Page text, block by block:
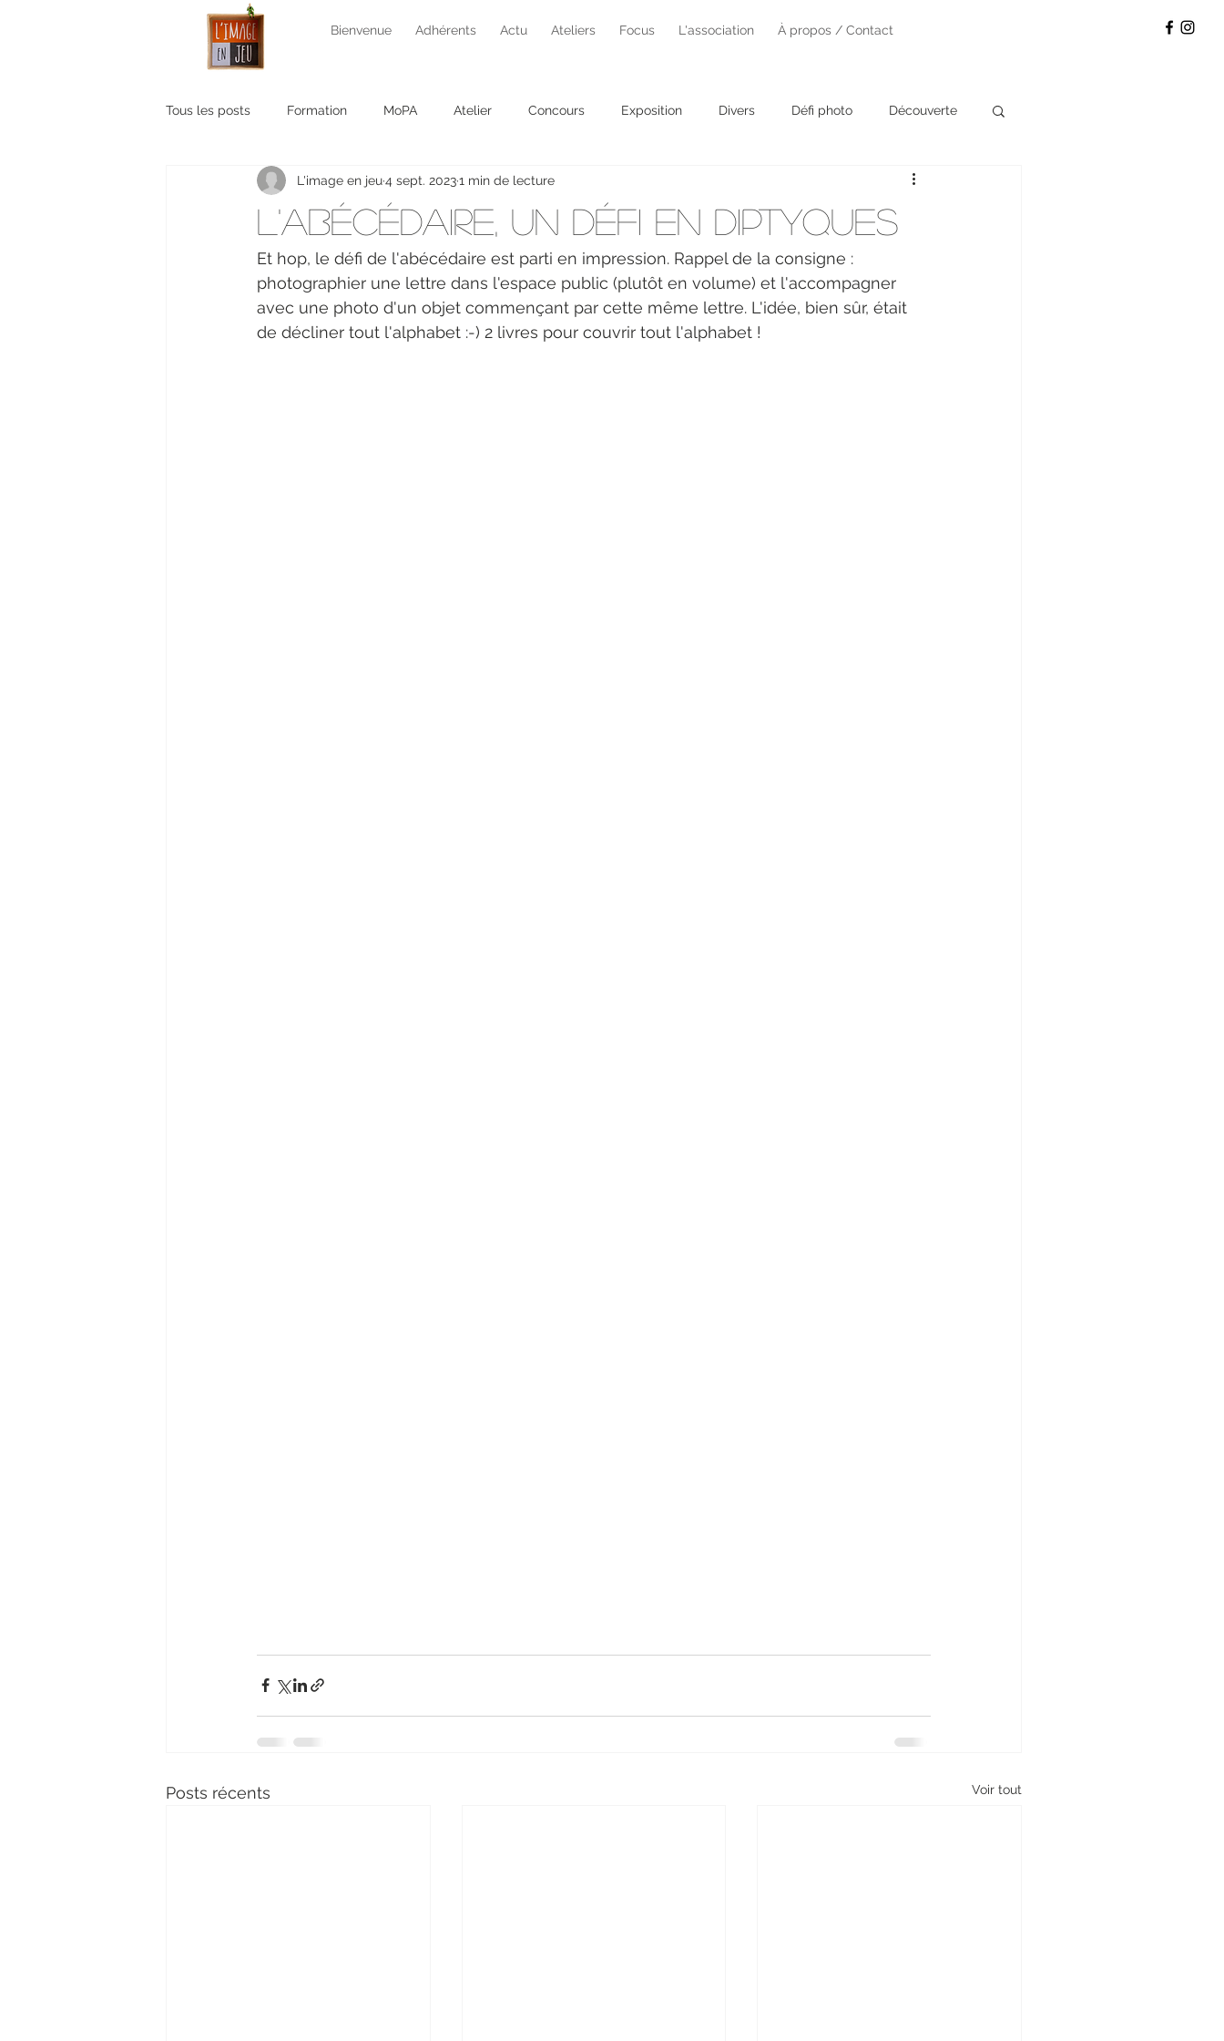
Bienvenue Adhérents Actu Ateliers Focus L'association À propos / Contact
Tous les posts Formation MoPA Atelier Concours Exposition Divers Défi photo Découverte
Sortie photo apéro photo Projet photo
L'abécédaire, un défi en diptyques
L'image en jeu4 sept. 20231 min de lecture
Et hop, le défi de l'abécédaire est parti en impression. Rappel de la consigne :
photographier une lettre dans l'espace public (plutôt en volume) et l'accompagner
avec une photo d'un objet commençant par cette même lettre. L'idée, bien sûr, était
de décliner tout l'alphabet :-) 2 livres pour couvrir tout l'alphabet !
Posts récents Voir tout